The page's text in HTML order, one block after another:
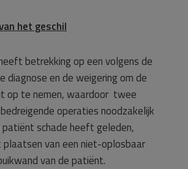
het geschil
betrekking op een volgens de
en de weigering om de
op te nemen, waardoor twee
operaties noodzakelijk
schade heeft geleden,
plaatsen van een niet-oplosbaar
van de patiënt.